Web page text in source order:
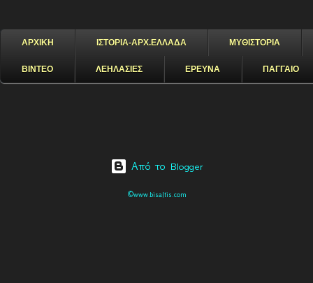
ΑΡΧΙΚΗ ΙΣΤΟΡΙΑ-ΑΡΧ.ΕΛΛΑΔΑ ΜΥΘΙΣΤΟΡΙΑ
ΒΙΝΤΕΟ ΛΕΗΛΑΣΙΕΣ ΕΡΕΥΝΑ ΠΑΓΓΑΙΟ
Από το Blogger
©www.bisaltis.com